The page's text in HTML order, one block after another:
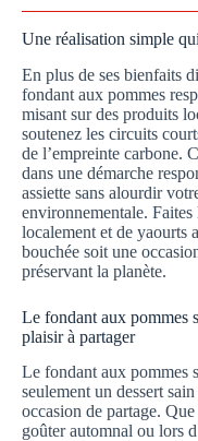
Une réalisation simple
En plus de ses bienfaits
fondant aux pommes
misant sur des produits
soutenez les circuits
de l’empreinte carbone.
dans une démarche
assiette sans alourdir
environnementale.
localement et de yaourts
bouchée soit une
préservant la planète.
Le fondant aux pommes
plaisir à partager
Le fondant aux pommes
seulement un dessert
occasion de partage.
goûter automnal ou lors